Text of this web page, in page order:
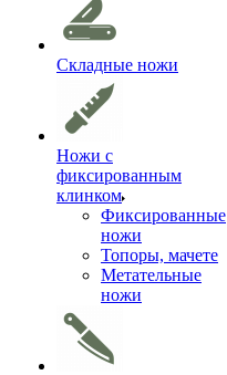
Складные ножи
Ножи с
фиксированным
клинком
Фиксированные
ножи
Топоры, мачете
Метательные
ножи